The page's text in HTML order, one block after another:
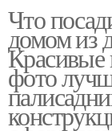
Что
домом из
фото